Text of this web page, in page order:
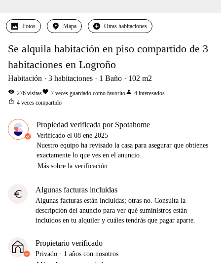
Fotos Mapa Otras habitaciones
Se alquila habitación en piso compartido de 3
habitaciones en Logroño
Habitación 3 habitaciones 1 Baño 102 m2
visibility 276 visitasfavorite 7 veces guardado como favoritoperson 4 interesados
ios_share 4 veces compartido
Propiedad verificada por Spotahome
Verificado el 08 ene 2025
Nuestro equipo ha revisado la casa para asegurar que obtienes
exactamente lo que ves en el anuncio.
Más sobre la verificación
euro Algunas facturas incluidas
Algunas facturas están incluidas; otras no. Consulta la
descripción del anuncio para ver qué suministros están
incluidos en tu alquiler y cuáles tendrás que pagar aparte.
Propietario verificado
Privado · 1 años con nosotros